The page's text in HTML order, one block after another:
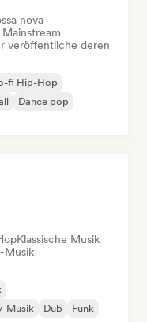
nova
veröffentliche deren
fi Hip-Hop
Dance pop
Klassische Musik
Musik
Musik Dub
Funk